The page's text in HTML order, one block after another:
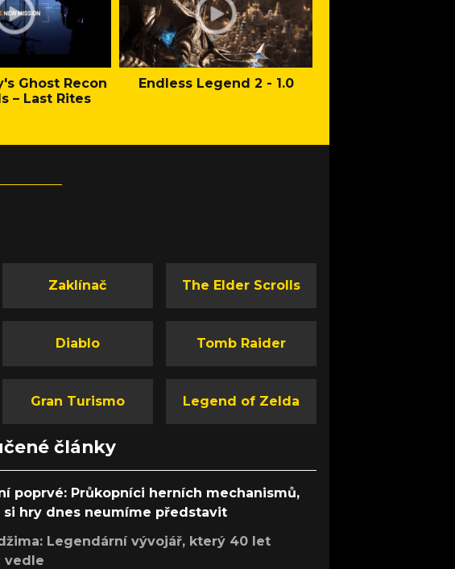
Ghost Recon
– Last Rites
Endless Legend 2 - 1.0
Zaklínač The Elder Scrolls
Diablo Tomb Raider
Gran Turismo Legend of Zelda
články
poprvé: Průkopníci herních mechanismů,
si hry dnes neumíme představit
Legendární vývojář, který 40 let
vedle